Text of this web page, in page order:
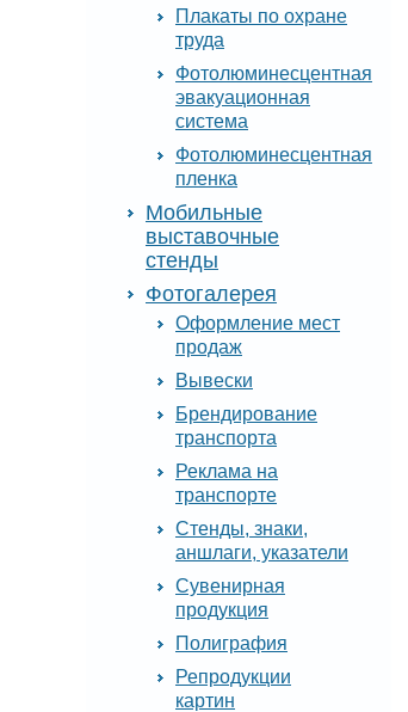
Плакаты по охране
труда
Фотолюминесцентная
эвакуационная
система
Фотолюминесцентная
пленка
Мобильные
выставочные
стенды
Фотогалерея
Оформление мест
продаж
Вывески
Брендирование
транспорта
Реклама на
транспорте
Стенды, знаки,
аншлаги, указатели
Сувенирная
продукция
Полиграфия
Репродукции
картин